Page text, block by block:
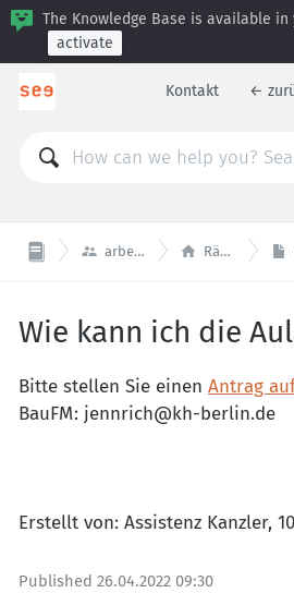
The Knowledge Base is available in
activate
Kontakt ←
 arbeiten  Räume
Wie kann ich die
Bitte stellen Sie einen Antrag
BauFM: jennrich@kh-berlin.de
Erstellt von: Assistenz Kanzler,
Published 26.04.2022 09:30